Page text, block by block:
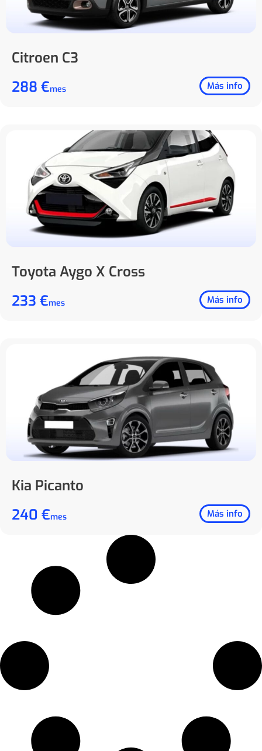
Citroen C3
288 €mes Más info
Toyota Aygo X Cross
233 €mes Más info
Kia Picanto
240 €mes Más info